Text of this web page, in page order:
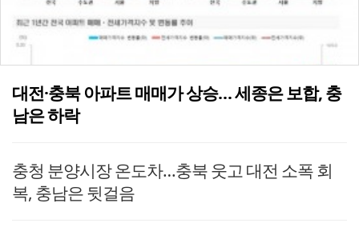
대전·충북 아파트 매매가 상승… 세종은 보합, 충
남은 하락
충청 분양시장 온도차…충북 웃고 대전 소폭 회
복, 충남은 뒷걸음